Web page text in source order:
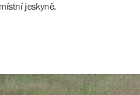
jeskyně.